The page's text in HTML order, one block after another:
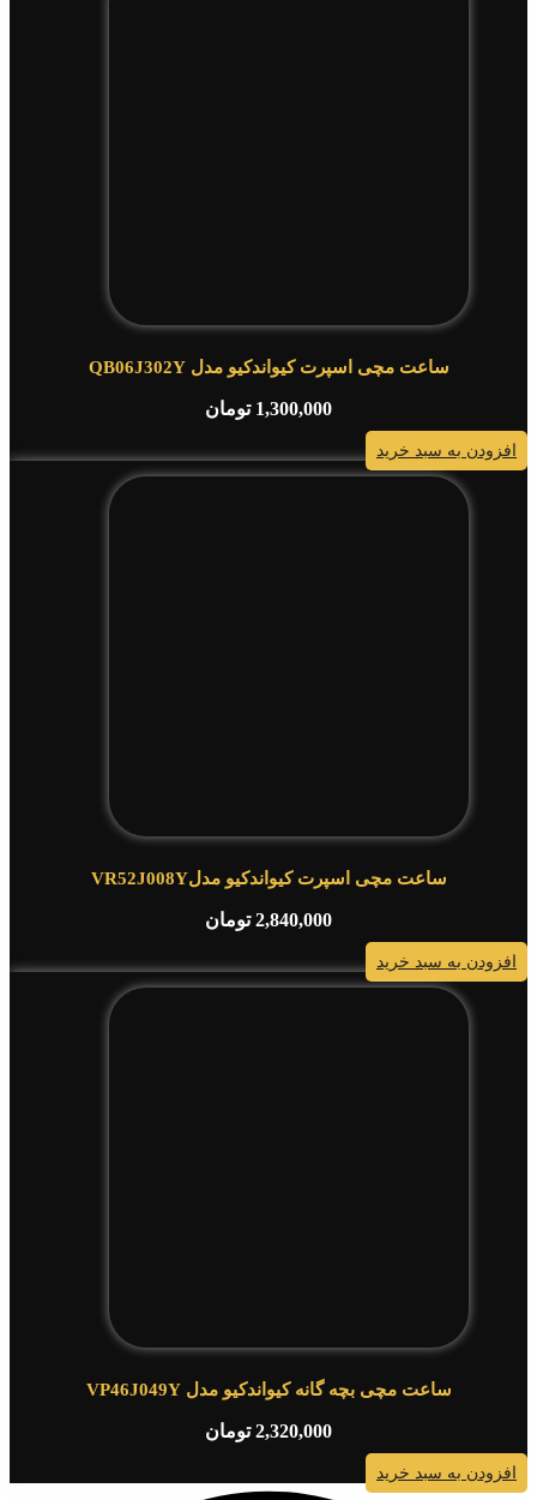
ساعت مچی اسپرت کیواندکیو مدل QB06J302Y
1,300,000 تومان
افزودن به سبد خرید
ساعت مچی اسپرت کیواندکیو مدلVR52J008Y
2,840,000 تومان
افزودن به سبد خرید
ساعت مچی بچه گانه کیواندکیو مدل VP46J049Y
2,320,000 تومان
افزودن به سبد خرید